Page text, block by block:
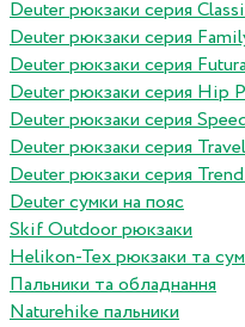
Deuter рюкзаки серия
Deuter рюкзаки серия
Deuter рюкзаки серия
Deuter рюкзаки серия Hip
Deuter рюкзаки серия
Deuter рюкзаки серия Travel
Deuter рюкзаки серия
Deuter сумки на пояс
Skif Outdoor рюкзаки
Helikon-Tex рюкзаки та
Пальники та обладнання
Naturehike пальники